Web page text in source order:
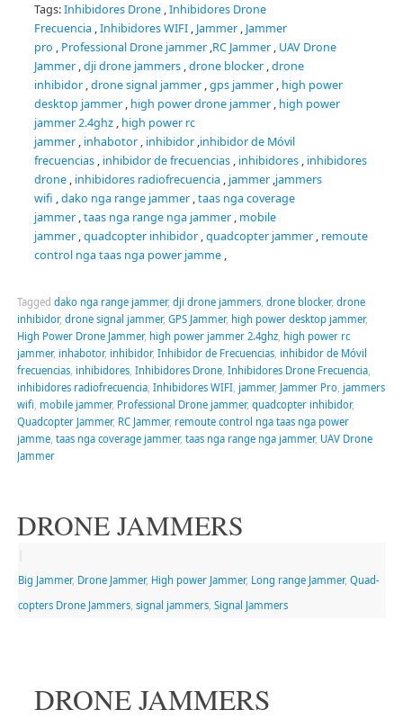
Tags:Inhibidores Drone,Inhibidores Drone
Frecuencia ,Inhibidores WIFI, Jammer, Jammer
pro , Professional Drone jammer,RC Jammer, UAV Drone
Jammer,dji drone jammers,drone blocker,drone
inhibidor,drone signal jammer,gps jammer, high power
desktop jammer, high power drone jammer, high power
jammer 2.4ghz, high power rc
jammer, inhabotor, inhibidor,inhibidor de Móvil
frecuencias, inhibidor de frecuencias, inhibidores, inhibidores
drone, inhibidores radiofrecuencia , jammer,jammers
wifi ,dako nga range jammer,taas nga coverage
jammer,taas nga range nga jammer, mobile
jammer,quadcopter inhibidor,quadcopter jammer, remoute
control nga taas nga power jamme,
Tagged dako nga range jammer, dji drone jammers, drone blocker, drone
inhibidor, drone signal jammer, GPS Jammer, high power desktop jammer,
High Power Drone Jammer, high power jammer 2.4ghz, high power rc
jammer, inhabotor, inhibidor, Inhibidor de Frecuencias, inhibidor de Móvil
frecuencias, inhibidores, Inhibidores Drone, Inhibidores Drone Frecuencia,
inhibidores radiofrecuencia, Inhibidores WIFI, jammer, Jammer Pro, jammers
wifi mobile jammer, Professional Drone jammer, quadcopter inhibidor,
Quadcopter Jammer, RC Jammer, remoute control nga taas nga power
jamme, taas nga coverage jammer, taas nga range nga jammer, UAV Drone
Jammer
DRONE JAMMERS
Big Jammer, Drone Jammer, High power Jammer, Long range Jammer, Quad-
copters Drone Jammers, signal jammers, Signal Jammers
DRONE JAMMERS